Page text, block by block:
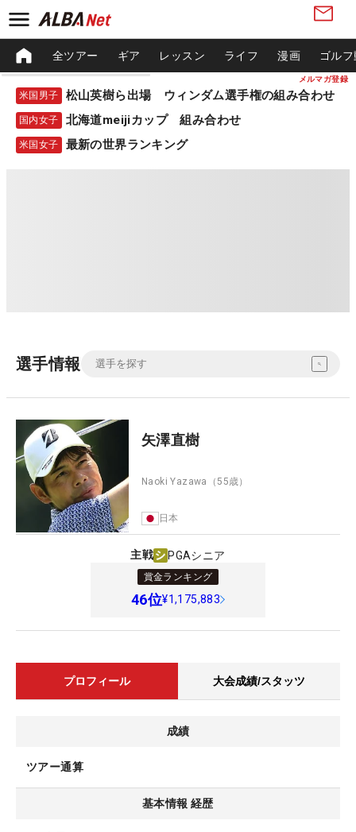
メルマガ登録
全ツアー ギア レッスン ライフ 漫画 ゴル
米国男子 松山英樹ら出場 ウィンダム選手権の組み合わせ
国内女子 北海道meijiカップ 組み合わせ
米国女子 最新の世界ランキング
選手情報
矢澤直樹
Naoki Yazawa （55歳）
日本
主戦 PGAシニア
賞金ランキング
46位¥1,175,883
プロフィール 大会成績/スタッツ
成績
ツアー通算
基本情報 経歴